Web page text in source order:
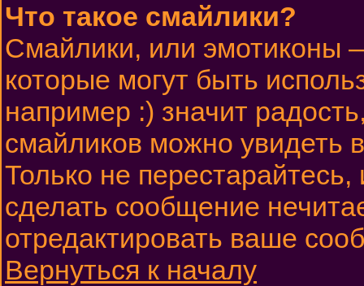
Что такое смайлики?
Смайлики, или эмотиконы
которые могут быть
например :) значит
смайликов можно увидеть
Только не перестарайтесь,
сделать сообщение
отредактировать ваше
Вернуться к началу